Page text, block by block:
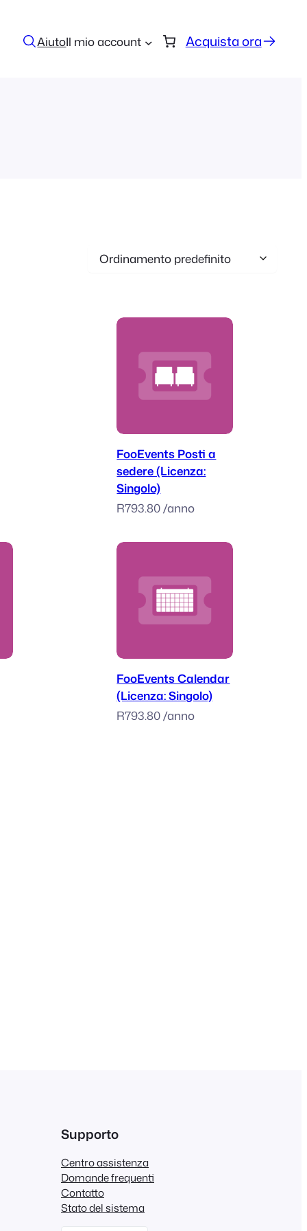
AiutoIl mio account Acquista ora
Aggiungi al carrello
FooEvents Posti a
sedere (Licenza:
Singolo)
R793.80/anno
Aggiungi al carrello
FooEvents Calendar
(Licenza: Singolo)
R793.80 /anno
Supporto
Centro assistenza
Domande frequenti
Contatto
Stato del sistema